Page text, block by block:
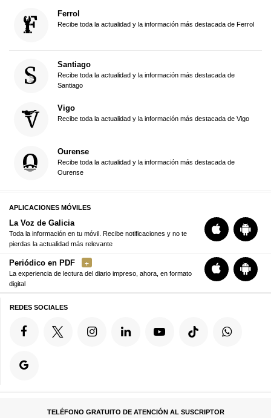
Ferrol
Recibe toda la actualidad y la información más destacada de Ferrol
Santiago
Recibe toda la actualidad y la información más destacada de
Santiago
Vigo
Recibe toda la actualidad y la información más destacada de Vigo
Ourense
Recibe toda la actualidad y la información más destacada de
Ourense
APLICACIONES MÓVILES
La Voz de Galicia
Toda la información en tu móvil. Recibe notificaciones y no te
pierdas la actualidad más relevante
Periódico en PDF
La experiencia de lectura del diario impreso, ahora, en formato
digital
REDES SOCIALES
TELÉFONO GRATUITO DE ATENCIÓN AL SUSCRIPTOR